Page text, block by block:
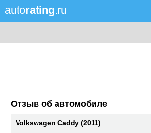
autorating.ru
Отзыв об автомобиле
Volkswagen Caddy (2011)